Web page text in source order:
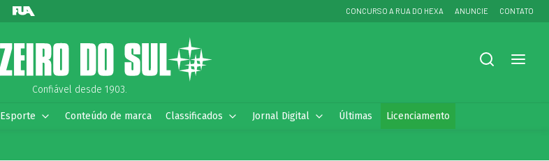
CONCURSO A RUA DO HEXA ANUNCIE CONTATO
Confiável desde 1903.
Esporte Conteúdo de marca Classificados Jornal Digital Últimas Licenciamento